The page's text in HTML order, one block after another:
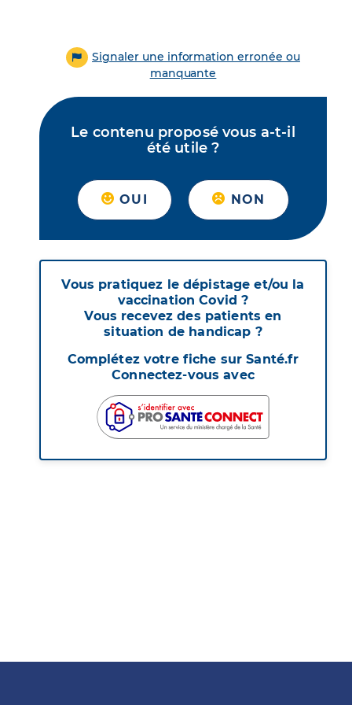
Signaler une information erronée ou
manquante
Le contenu proposé vous a-t-il
été utile ?
OUI NON
Vous pratiquez le dépistage et/ou la
vaccination Covid ?
Vous recevez des patients en
situation de handicap ?
Complétez votre fiche sur Santé.fr
Connectez-vous avec